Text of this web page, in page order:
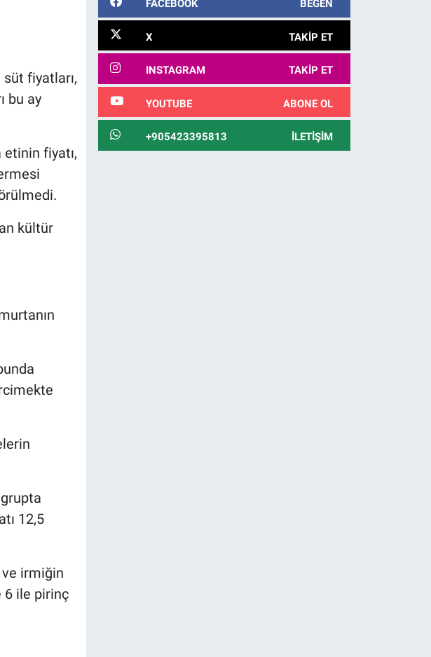
fiyatları,
bu ay
fiyatı,
kültür
12,5
irmiğin
6 ile pirinç
FACEBOOK BEĞEN
X TAKIP ET
INSTAGRAM TAKIP ET
YOUTUBE ABONE OL
+905423395813 İLETIŞIM